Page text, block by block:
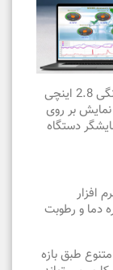
هم چنین این تجهیز مجهز به صفحه نمایش رنگی 2.8 اینچی
بر روی
دستگاه
افزار
دما و رطوبت
طبق بازه